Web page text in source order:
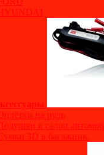
на руль
в салон автомоб
3D в багажник.